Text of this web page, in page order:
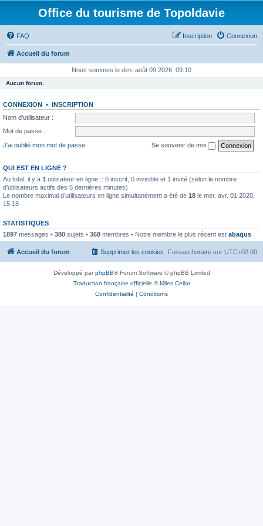
Office du tourisme de Topoldavie
FAQ Connexion
Inscription
Accueil du forum
Nous sommes le dim. août 09 2026, 09:10
Aucun forum.
CONNEXION • INSCRIPTION
Nom d’utilisateur :
Mot de passe :
J’ai oublié mon mot de passe
Se souvenir de moi
QUI EST EN LIGNE ?
Au total, il y a 1 utilisateur en ligne :: 0 inscrit, 0 invisible et 1 invité (selon le nombre
d’utilisateurs actifs des 5 dernières minutes)
Le nombre maximal d’utilisateurs en ligne simultanément a été de 18 le mer. avr. 01 2020,
15:18
STATISTIQUES
1897 messages • 380 sujets • 368 membres • Notre membre le plus récent est abaqus
Accueil du forum Fuseau horaire sur UTC+02:00
Supprimer les cookies
Développé parphpBB® Forum Software © phpBB Limited
Traduction française officielle ©Miles Cellar
Confidentialité | Conditions